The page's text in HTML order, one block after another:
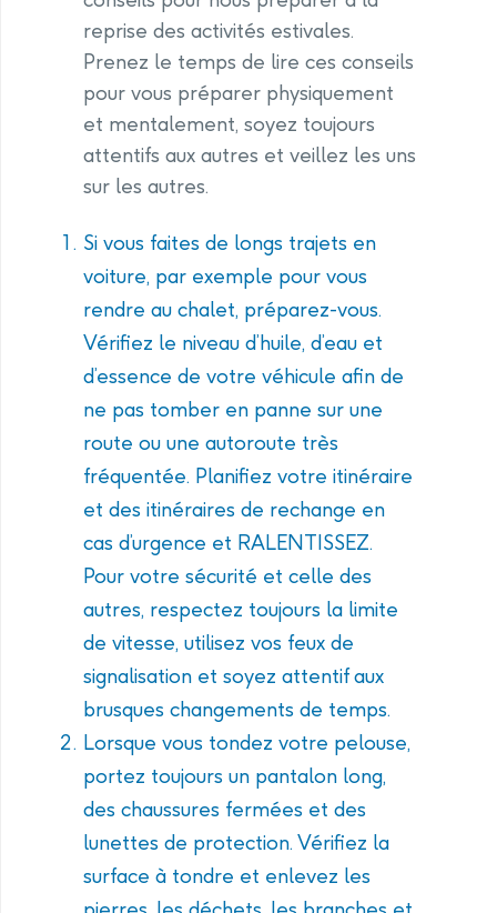
reprise des activités estivales.
Prenez le temps de lire ces conseils
pour vous préparer physiquement
et mentalement, soyez toujours
attentifs aux autres et veillez les uns
sur les autres.
Si vous faites de longs trajets en
voiture, par exemple pour vous
rendre au chalet, préparez-vous.
Vérifiez le niveau d’huile, d’eau et
d’essence de votre véhicule afin de
ne pas tomber en panne sur une
route ou une autoroute très
fréquentée. Planifiez votre itinéraire
et des itinéraires de rechange en
cas d’urgence et RALENTISSEZ.
Pour votre sécurité et celle des
autres, respectez toujours la limite
de vitesse, utilisez vos feux de
signalisation et soyez attentif aux
brusques changements de temps.
Lorsque vous tondez votre pelouse,
portez toujours un pantalon long,
des chaussures fermées et des
lunettes de protection. Vérifiez la
surface à tondre et enlevez les